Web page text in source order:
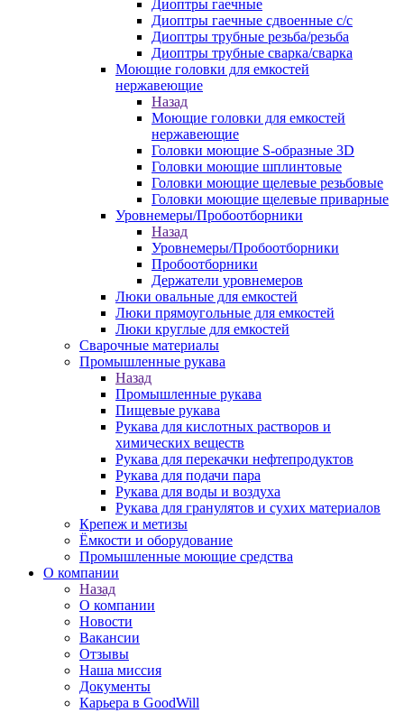
Диоптры гаечные
Диоптры гаечные сдвоенные c/c
Диоптры трубные резьба/резьба
Диоптры трубные сварка/сварка
Моющие головки для емкостей
нержавеющие
Назад
Моющие головки для емкостей
нержавеющие
Головки моющие S-образные 3D
Головки моющие шплинтовые
Головки моющие щелевые резьбовые
Головки моющие щелевые приварные
Уровнемеры/Пробоотборники
Назад
Уровнемеры/Пробоотборники
Пробоотборники
Держатели уровнемеров
Люки овальные для емкостей
Люки прямоугольные для емкостей
Люки круглые для емкостей
Сварочные материалы
Промышленные рукава
Назад
Промышленные рукава
Пищевые рукава
Рукава для кислотных растворов и
химических веществ
Рукава для перекачки нефтепродуктов
Рукава для подачи пара
Рукава для воды и воздуха
Рукава для гранулятов и сухих материалов
Крепеж и метизы
Ёмкости и оборудование
Промышленные моющие средства
О компании
Назад
О компании
Новости
Вакансии
Отзывы
Наша миссия
Документы
Карьера в GoodWill